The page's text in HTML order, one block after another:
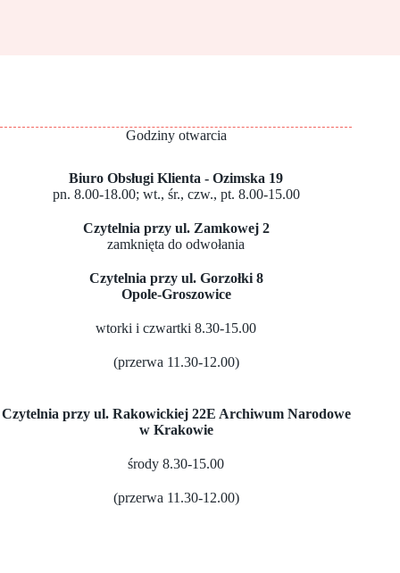
Godziny otwarcia
Biuro Obsługi Klienta - Ozimska 19
pn. 8.00-18.00; wt., śr., czw., pt. 8.00-15.00
Czytelnia przy ul. Zamkowej 2
zamknięta do odwołania
Czytelnia przy ul. Gorzołki 8
Opole-Groszowice
wtorki i czwartki 8.30-15.00
(przerwa 11.30-12.00)
Czytelnia przy ul. Rakowickiej 22E Archiwum Narodowe
w Krakowie
środy 8.30-15.00
(przerwa 11.30-12.00)